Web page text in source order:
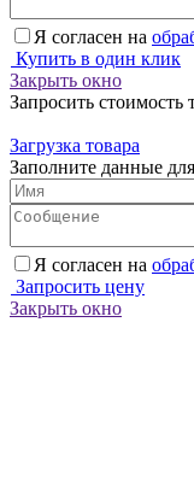
Я согласен на
Купить в один клик
Закрыть окно
Запросить стоимость
Загрузка товара
Заполните данные
Я согласен на
Запросить цену
Закрыть окно